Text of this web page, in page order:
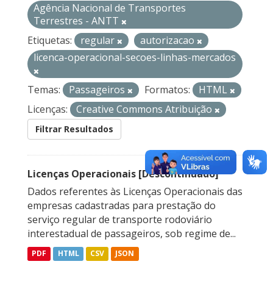
Agência Nacional de Transportes
Terrestres - ANTT
Etiquetas:
regular
autorizacao
licenca-operacional-secoes-linhas-mercados
Temas: Passageiros Formatos:
HTML
Licenças:
Creative Commons Atribuição
Filtrar Resultados
Licenças Operacionais [Descontinuado]
Dados referentes às Licenças Operacionais das
empresas cadastradas para prestação do
serviço regular de transporte rodoviário
interestadual de passageiros, sob regime de...
PDF HTML CSV JSON